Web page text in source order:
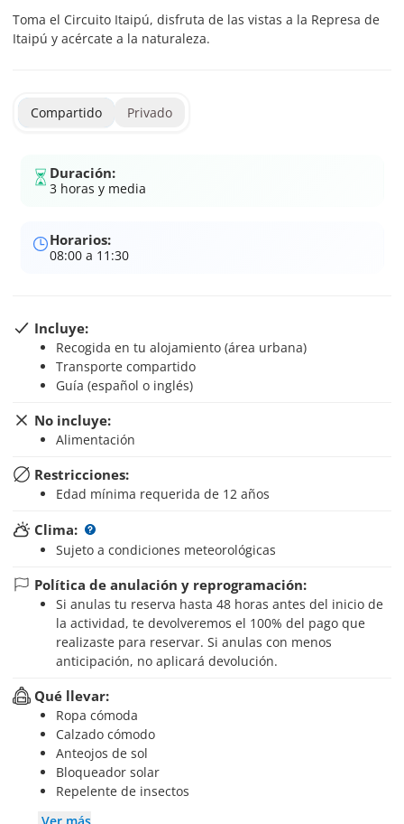
Toma el Circuito Itaipú, disfruta de las vistas a la Represa de
Itaipú y acércate a la naturaleza.
Compartido Privado
Duración:
3 horas y media
Horarios:
08:00 a 11:30
Incluye:
Recogida en tu alojamiento (área urbana)
Transporte compartido
Guía (español o inglés)
No incluye:
Alimentación
Restricciones:
Edad mínima requerida de 12 años
Clima:
Sujeto a condiciones meteorológicas
Política de anulación y reprogramación:
Si anulas tu reserva hasta 48 horas antes del inicio de
la actividad, te devolveremos el 100% del pago que
realizaste para reservar. Si anulas con menos
anticipación, no aplicará devolución.
Qué llevar:
Ropa cómoda
Calzado cómodo
Anteojos de sol
Bloqueador solar
Repelente de insectos